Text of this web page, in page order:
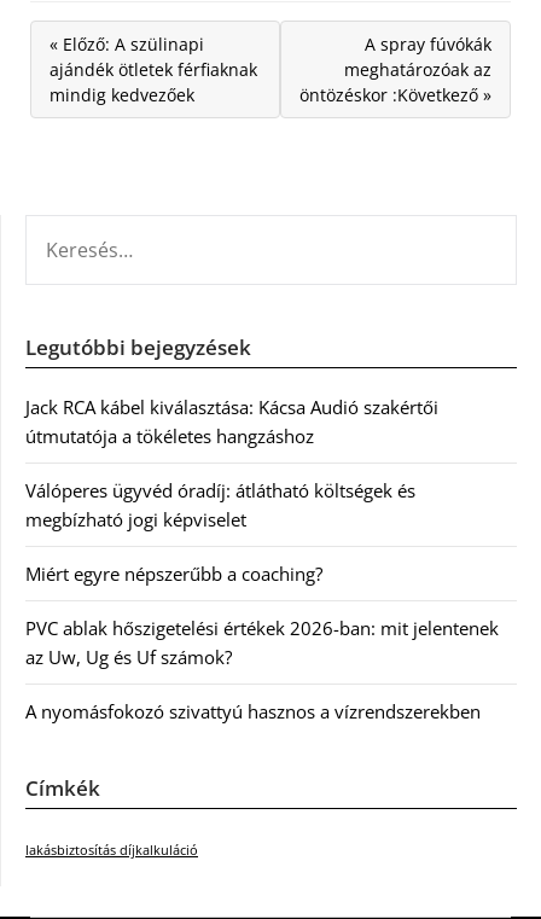
« Előző: A szülinapi
ajándék ötletek férfiaknak
mindig kedvezőek
A spray fúvókák
meghatározóak az
öntözéskor :Következő »
Legutóbbi bejegyzések
Jack RCA kábel kiválasztása: Kácsa Audió szakértői
útmutatója a tökéletes hangzáshoz
Válóperes ügyvéd óradíj: átlátható költségek és
megbízható jogi képviselet
Miért egyre népszerűbb a coaching?
PVC ablak hőszigetelési értékek 2026-ban: mit jelentenek
az Uw, Ug és Uf számok?
A nyomásfokozó szivattyú hasznos a vízrendszerekben
Címkék
lakásbiztosítás díjkalkuláció